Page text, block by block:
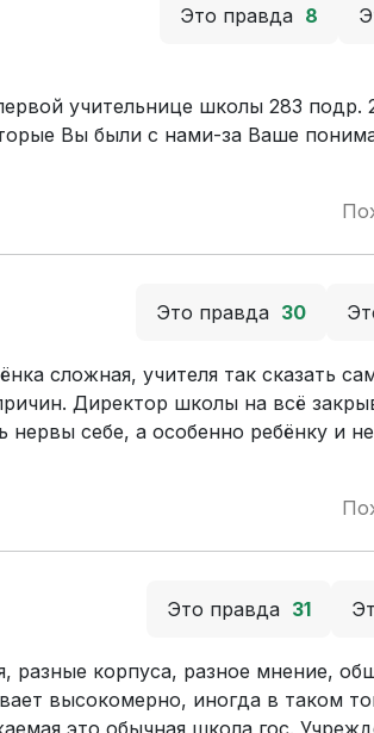
Это правда 8
учительнице школы 283 подр.
Вы были с нами-за Ваше
Это правда 30
сложная, учителя так сказать
Директор школы на всё
себе, а особенно ребёнку и
Это правда 31
разные корпуса, разное мнение,
высокомерно, иногда в таком
это обычная школа гос.